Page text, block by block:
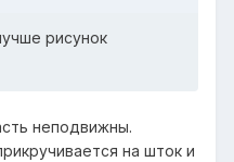
рисунок
неподвижны.
на шток и